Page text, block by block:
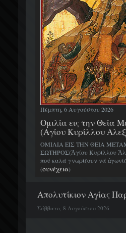
Πέμπτη, 6 Αυγούστου 2026
Ομιλία εις την Θεία
(Αγίου Κυρίλλου
ΟΜΙΛΙΑ ΕΙΣ ΤΗΝ ΘΕΙΑ
ΣΩΤΗΡΟΣ(Ἁγίου Κυρίλλου
πού καλά γνωρίζουν νά
(συνέχεια)
Απολυτίκιον Αγίας
Σάββατο, 8 Αυγούστου 2026